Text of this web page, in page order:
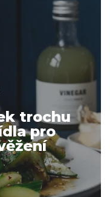
trochu
pro